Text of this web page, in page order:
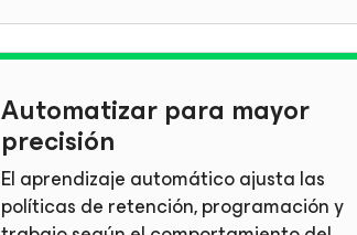
Automatizar para mayor
precisión
El aprendizaje automático ajusta las
políticas de retención, programación y